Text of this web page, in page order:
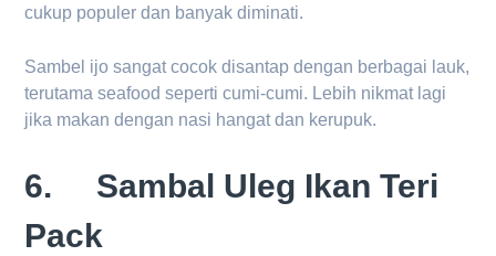
cukup populer dan banyak diminati.
Sambel ijo sangat cocok disantap dengan berbagai lauk,
terutama seafood seperti cumi-cumi. Lebih nikmat lagi
jika makan dengan nasi hangat dan kerupuk.
6. Sambal Uleg Ikan Teri
Pack